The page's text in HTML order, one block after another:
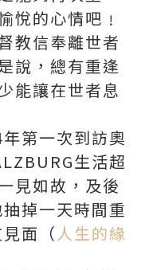
悅的心情吧﹗
教信奉離世者
說，總有重逢
能讓在世者息
第一次到訪奧
生活超
見如故，及後
掉一天時間重
面（人生的緣